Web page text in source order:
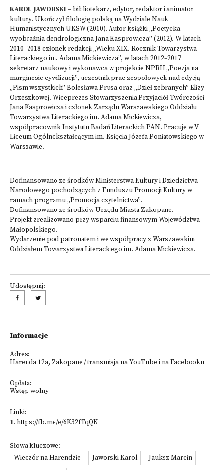
KAROL JAWORSKI– bibliotekarz, edytor, redaktor i animator
kultury. Ukończył filologię polską na Wydziale Nauk
Humanistycznych UKSW (2010). Autor książki „Poetycka
wyobraźnia dendrologiczna Jana Kasprowicza” (2012). W latach
2010–2018 członek redakcji „Wieku XIX. Rocznik Towarzystwa
Literackiego im. Adama Mickiewicza”, w latach 2012–2017
sekretarz naukowy i wykonawca w projekcie NPRH „Poezja na
marginesie cywilizacji”, uczestnik prac zespołowych nad edycją
„Pism wszystkich” Bolesława Prusa oraz „Dzieł zebranych” Elizy
Orzeszkowej. Wiceprezes Stowarzyszenia Przyjaciół Twórczości
Jana Kasprowicza i członek Zarządu Warszawskiego Oddziału
Towarzystwa Literackiego im. Adama Mickiewicza,
współpracownik Instytutu Badań Literackich PAN. Pracuje w V
Liceum Ogólnokształcącym im. Księcia Józefa Poniatowskiego w
Warszawie.
Dofinansowano ze środków Ministerstwa Kultury i Dziedzictwa
Narodowego pochodzących z Funduszu Promocji Kultury w
ramach programu „Promocja czytelnictwa”.
Dofinansowano ze środków Urzędu Miasta Zakopane.
Projekt zrealizowano przy wsparciu finansowym Województwa
Małopolskiego.
Wydarzenie pod patronatem i we współpracy z Warszawskim
Oddziałem Towarzystwa Literackiego im. Adama Mickiewicza.
Udostępnij:
Informacje
Adres:
Harenda 12a, Zakopane / transmisja na YouTube i na Facebooku
Opłata:
Wstęp wolny
Linki:
1. https://fb.me/e/6K32fTqQK
Słowa kluczowe:
Wieczór na Harendzie
Jaworski Karol
Jauksz Marcin